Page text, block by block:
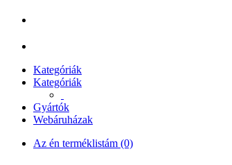
Kategóriák
Kategóriák
Gyártók
Webáruházak
Az én terméklistám (0)